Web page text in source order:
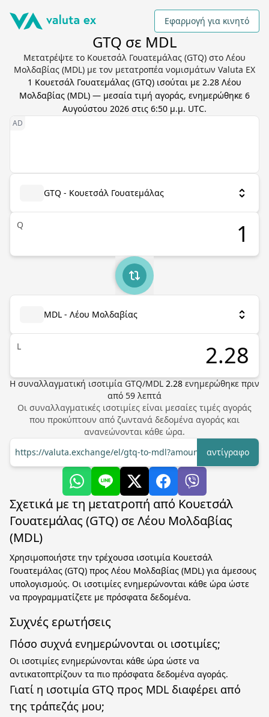
Εφαρμογή για κινητό
GTQ σε MDL
Μετατρέψτε το Κουετσάλ Γουατεμάλας (GTQ) στο Λέου
Μολδαβίας (MDL) με τον μετατροπέα νομισμάτων Valuta EX
1 Κουετσάλ Γουατεμάλας (GTQ) ισούται με 2.28 Λέου
Μολδαβίας (MDL) — μεσαία τιμή αγοράς, ενημερώθηκε 6
Αυγούστου 2026 στις 6:50 μ.μ. UTC.
GTQ - Κουετσάλ Γουατεμάλας
Q
MDL - Λέου Μολδαβίας
L
Η συναλλαγματική ισοτιμία GTQ/MDL 2.28 ενημερώθηκε πριν
από 59 λεπτά
Οι συναλλαγματικές ισοτιμίες είναι μεσαίες τιμές αγοράς
που προκύπτουν από ζωντανά δεδομένα αγοράς και
ανανεώνονται κάθε ώρα.
https://valuta.exchange/el/gtq-to-mdl?amount=1αντίγραφο
Σχετικά με τη μετατροπή από Κουετσάλ
Γουατεμάλας (GTQ) σε Λέου Μολδαβίας
(MDL)
Χρησιμοποιήστε την τρέχουσα ισοτιμία Κουετσάλ
Γουατεμάλας (GTQ) προς Λέου Μολδαβίας (MDL) για άμεσους
υπολογισμούς. Οι ισοτιμίες ενημερώνονται κάθε ώρα ώστε
να προγραμματίζετε με πρόσφατα δεδομένα.
Συχνές ερωτήσεις
Πόσο συχνά ενημερώνονται οι ισοτιμίες;
Οι ισοτιμίες ενημερώνονται κάθε ώρα ώστε να
αντικατοπτρίζουν τα πιο πρόσφατα δεδομένα αγοράς.
Γιατί η ισοτιμία GTQ προς MDL διαφέρει από
της τράπεζάς μου;